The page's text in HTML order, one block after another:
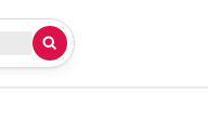
tyyppi